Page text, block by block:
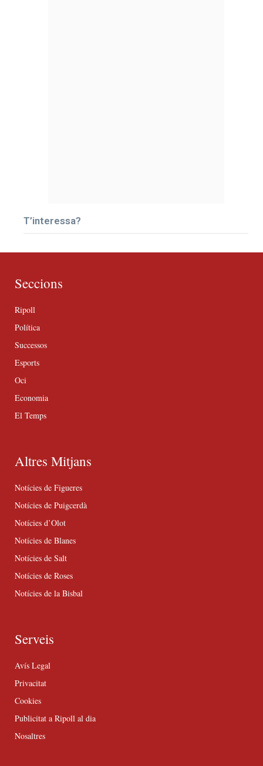
T’interessa?
Seccions
Ripoll
Política
Successos
Esports
Oci
Economia
El Temps
Altres Mitjans
Notícies de Figueres
Notícies de Puigcerdà
Notícies d’Olot
Notícies de Blanes
Notícies de Salt
Notícies de Roses
Notícies de la Bisbal
Serveis
Avís Legal
Privacitat
Cookies
Publicitat a Ripoll al dia
Nosaltres